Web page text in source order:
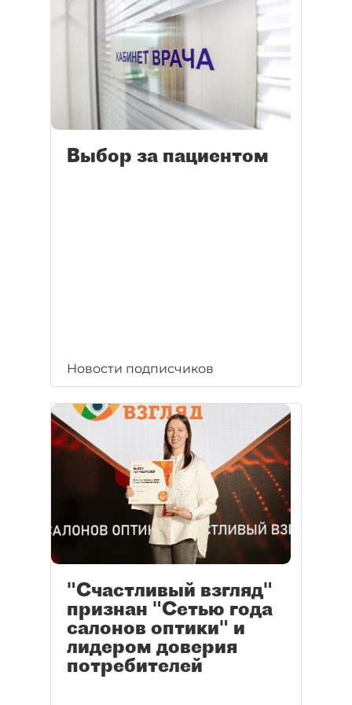
Выбор за пациентом
Новости подписчиков
"Счастливый взгляд"
признан "Сетью года
салонов оптики" и
лидером доверия
потребителей